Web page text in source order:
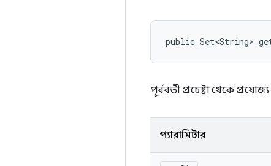
public Set<String>
পূর্ববর্তী প্রচেষ্টা থেকে
প্যারামিটার